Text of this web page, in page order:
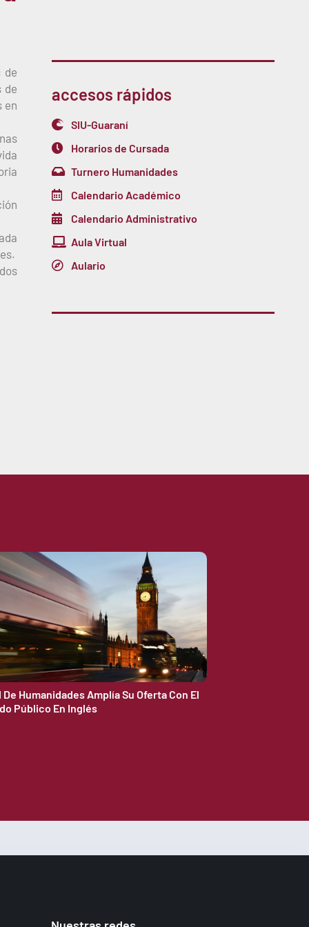
de
de
en
accesos rápidos
SIU-Guaraní
Horarios de Cursada
Turnero Humanidades
Calendario Académico
Calendario Administrativo
Aula Virtual
Aulario
Humanidades Amplía Su Oferta Con El
Público En Inglés